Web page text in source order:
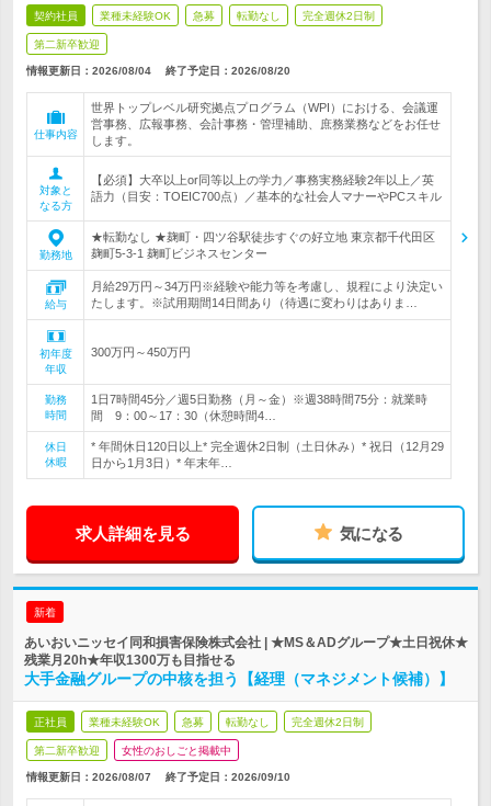
契約社員 業種未経験OK 急募 転勤なし 完全週休2日制
第二新卒歓迎
情報更新日：2026/08/04 終了予定日： 2026/08/20
仕事内容
世界トップレベル研究拠点プログラム（WPI）における、会議運
営事務、広報事務、会計事務・管理補助、庶務業務などをお任せ
します。
対象と
なる方
【必須】大卒以上or同等以上の学力／事務実務経験2年以上／英
語力（目安：TOEIC700点）／基本的な社会人マナーやPCスキル
勤務地
★転勤なし ★麹町・四ツ谷駅徒歩すぐの好立地 東京都千代田区
麹町5-3-1 麹町ビジネスセンター
給与
月給29万円～34万円※経験や能力等を考慮し、規程により決定い
たします。※試用期間14日間あり（待遇に変わりはありま…
初年度
年収
300万円～450万円
勤務
時間
1日7時間45分／週5日勤務（月～金）※週38時間75分：就業時
間 9：00～17：30（休憩時間4…
休日
休暇
* 年間休日120日以上* 完全週休2日制（土日休み）* 祝日（12月29
日から1月3日）* 年末年…
求人詳細を見る 気になる
新着
あいおいニッセイ同和損害保険株式会社 | ★MS＆ADグループ★土日祝休★
残業月20h★年収1300万も目指せる
大手金融グループの中核を担う【経理（マネジメント候補）】
正社員 業種未経験OK 急募 転勤なし 完全週休2日制
第二新卒歓迎 女性のおしごと掲載中
情報更新日：2026/08/07 終了予定日： 2026/09/10